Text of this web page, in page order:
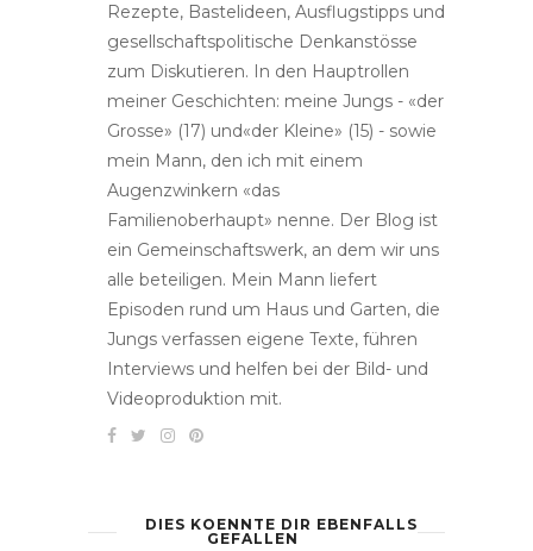
Rezepte, Bastelideen, Ausflugstipps und
gesellschaftspolitische Denkanstösse
zum Diskutieren. In den Hauptrollen
meiner Geschichten: meine Jungs - «der
Grosse» (17) und«der Kleine» (15) - sowie
mein Mann, den ich mit einem
Augenzwinkern «das
Familienoberhaupt» nenne. Der Blog ist
ein Gemeinschaftswerk, an dem wir uns
alle beteiligen. Mein Mann liefert
Episoden rund um Haus und Garten, die
Jungs verfassen eigene Texte, führen
Interviews und helfen bei der Bild- und
Videoproduktion mit.
DIES KOENNTE DIR EBENFALLS
GEFALLEN